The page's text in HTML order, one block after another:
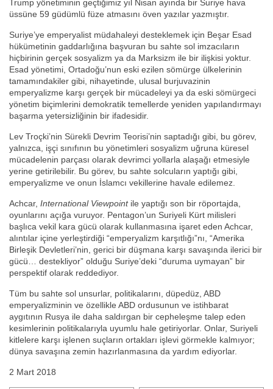
Trump yönetiminin geçtiğimiz yıl Nisan ayında bir Suriye hava
üssüne 59 güdümlü füze atmasını öven yazılar yazmıştır.
Suriye’ye emperyalist müdahaleyi desteklemek için Beşar Esad
hükümetinin gaddarlığına başvuran bu sahte sol imzacıların
hiçbirinin gerçek sosyalizm ya da Marksizm ile bir ilişkisi yoktur.
Esad yönetimi, Ortadoğu’nun eski ezilen sömürge ülkelerinin
tamamındakiler gibi, nihayetinde, ulusal burjuvazinin
emperyalizme karşı gerçek bir mücadeleyi ya da eski sömürgeci
yönetim biçimlerini demokratik temellerde yeniden yapılandırmayı
başarma yetersizliğinin bir ifadesidir.
Lev Troçki’nin Sürekli Devrim Teorisi’nin saptadığı gibi, bu görev,
yalnızca, işçi sınıfının bu yönetimleri sosyalizm uğruna küresel
mücadelenin parçası olarak devrimci yollarla alaşağı etmesiyle
yerine getirilebilir. Bu görev, bu sahte solcuların yaptığı gibi,
emperyalizme ve onun İslamcı vekillerine havale edilemez.
Achcar, International Viewpointile yaptığı son bir röportajda,
oyunlarını açığa vuruyor. Pentagon’un Suriyeli Kürt milisleri
başlıca vekil kara gücü olarak kullanmasına işaret eden Achcar,
alıntılar içine yerleştirdiği “emperyalizm karşıtlığı”nı, “Amerika
Birleşik Devletleri’nin, gerici bir düşmana karşı savaşında ilerici bir
gücü… destekliyor” olduğu Suriye’deki “duruma uymayan” bir
perspektif olarak reddediyor.
Tüm bu sahte sol unsurlar, politikalarını, düpedüz, ABD
emperyalizminin ve özellikle ABD ordusunun ve istihbarat
aygıtının Rusya ile daha saldırgan bir cepheleşme talep eden
kesimlerinin politikalarıyla uyumlu hale getiriyorlar. Onlar, Suriyeli
kitlelere karşı işlenen suçların ortakları işlevi görmekle kalmıyor;
dünya savaşına zemin hazırlanmasına da yardım ediyorlar.
2 Mart 2018